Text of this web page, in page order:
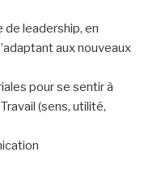
de leadership, en
aux nouveaux
pour se sentir à
(sens, utilité,